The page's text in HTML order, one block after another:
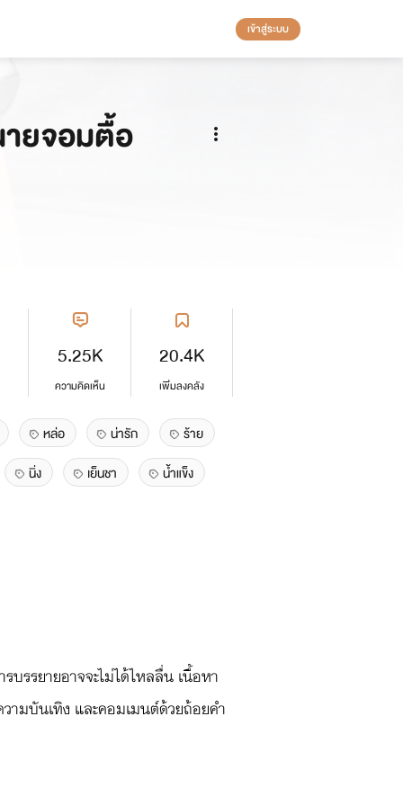
เข้าสู่ระบบ
ายจอมตื้อ
5.25K
ความคิดเห็น
20.4K
เพิ่มลงคลัง
หล่อ น่ารัก
ร้าย
นิ่ง
เย็นชา น้ำแข็ง
รรยายอาจจะไม่ได้ไหลลื่น เนื้อหา
ามบันเทิง และคอมเมนต์ด้วยถ้อยคำ